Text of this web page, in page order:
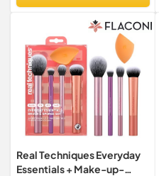
Real Techniques Everyday
Essentials + Make-up-